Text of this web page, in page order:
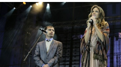
Sport
PODCAST